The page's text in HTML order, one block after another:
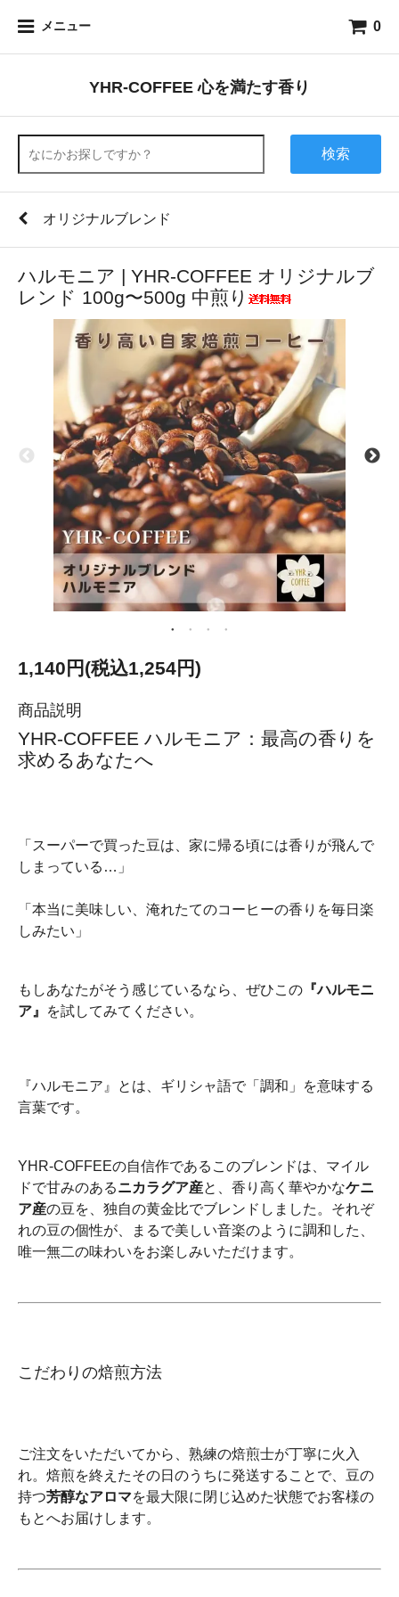
メニュー 0
YHR-COFFEE 心を満たす香り
検索
オリジナルブレンド
ハルモニア | YHR-COFFEE オリジナルブ
レンド 100g〜500g 中煎り
1,140円(税込1,254円)
商品説明
YHR-COFFEE ハルモニア：最高の香りを
求めるあなたへ
「スーパーで買った豆は、家に帰る頃には香りが飛んで
しまっている…」
「本当に美味しい、淹れたてのコーヒーの香りを毎日楽
しみたい」
もしあなたがそう感じているなら、ぜひこの 『ハルモニ
ア』
を試してみてください。
『ハルモニア』とは、ギリシャ語で「調和」を意味する
言葉です。
YHR-COFFEEの自信作であるこのブレンドは、マイル
ドで甘みのあるニカラグア産と、香り高く華やかなケニ
ア産の豆を、独自の黄金比でブレンドしました。それぞ
れの豆の個性が、まるで美しい音楽のように調和した、
唯一無二の味わいをお楽しみいただけます。
こだわりの焙煎方法
ご注文をいただいてから、熟練の焙煎士が丁寧に火入
れ。焙煎を終えたその日のうちに発送することで、豆の
持つ芳醇なアロマを最大限に閉じ込めた状態でお客様の
もとへお届けします。